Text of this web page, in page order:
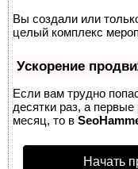
Вы создали или
целый комплекс
Ускорение
Если вам трудно
десятки раз, а
месяц, то в
Начать